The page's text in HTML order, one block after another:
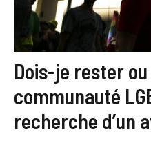
Dois-je rester
communauté
recherche d’un